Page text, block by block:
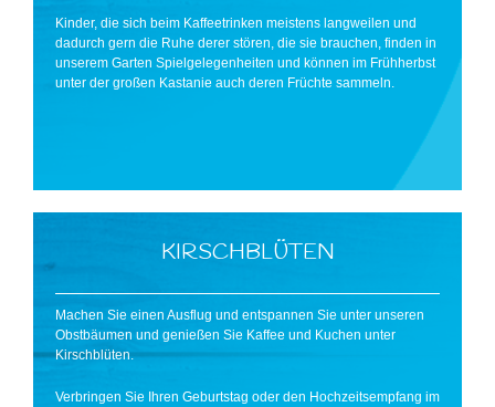
Kinder, die sich beim Kaffeetrinken meistens langweilen und
dadurch gern die Ruhe derer stören, die sie brauchen, finden in
unserem Garten Spielgelegenheiten und können im Frühherbst
unter der großen Kastanie auch deren Früchte sammeln.
KIRSCHBLÜTEN
Machen Sie einen Ausflug und entspannen Sie unter unseren
Obstbäumen und genießen Sie Kaffee und Kuchen unter
Kirschblüten.
Verbringen Sie Ihren Geburtstag oder den Hochzeitsempfang im